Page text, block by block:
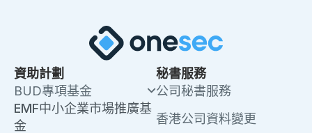
資助計劃
BUD專項基金
EMF中小企業市場推廣基
金
秘書服務
公司秘書服務
香港公司資料變更